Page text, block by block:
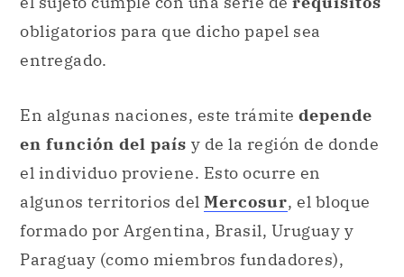
obligatorios para que dicho papel sea
entregado.
En algunas naciones, este trámite depende
en función del país y de la región de donde
el individuo proviene. Esto ocurre en
algunos territorios del Mercosur, el bloque
formado por Argentina, Brasil, Uruguay y
Paraguay (como miembros fundadores),